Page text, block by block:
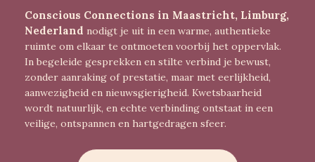
Conscious Connections in Maastricht, Limburg,
Nederland nodigt je uit in een warme, authentieke
ruimte om elkaar te ontmoeten voorbij het oppervlak.
In begeleide gesprekken en stilte verbind je bewust,
zonder aanraking of prestatie, maar met eerlijkheid,
aanwezigheid en nieuwsgierigheid. Kwetsbaarheid
wordt natuurlijk, en echte verbinding ontstaat in een
veilige, ontspannen en hartgedragen sfeer.